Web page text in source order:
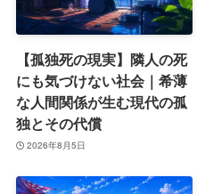
【孤独死の現実】隣人の死
にも気づけない社会｜希薄
な人間関係が生む現代の孤
独とその代償
2026年8月5日